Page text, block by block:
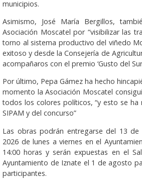
municipios.
Asimismo, José María Bergillos,
Asociación Moscatel por “visibilizar las
torno al sistema productivo del viñedo
exitoso y desde la Consejería de
acompañaros con el premio ‘Gusto del
Por último, Pepa Gámez ha hecho
momento la Asociación Moscatel
todos los colores políticos, “y esto se
SIPAM y del concurso”
Las obras podrán entregarse del 13
2026 de lunes a viernes en el
14:00 horas y serán expuestas en el
Ayuntamiento de Iznate el 1 de agosto
participantes.